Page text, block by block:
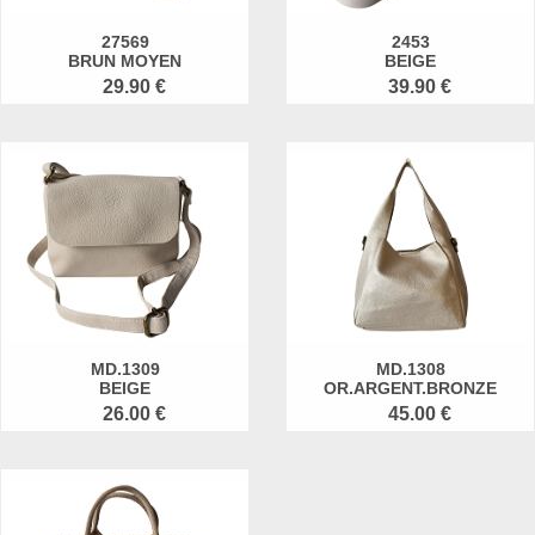
27569
BRUN MOYEN
29.90 €
2453
BEIGE
39.90 €
MD.1309
BEIGE
26.00 €
MD.1308
OR.ARGENT.BRONZE
45.00 €